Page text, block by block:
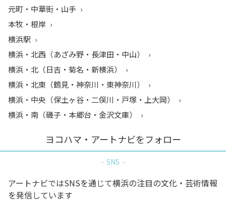
元町・中華街・山手
本牧・根岸
横浜駅
横浜・北西（あざみ野・長津田・中山）
横浜・北（日吉・菊名・新横浜）
横浜・北東（鶴見・神奈川・東神奈川）
横浜・中央（保土ヶ谷・二俣川・戸塚・上大岡）
横浜・南（磯子・本郷台・金沢文庫）
ヨコハマ・アートナビをフォロー
SNS
アートナビではSNSを通じて横浜の注目の文化・芸術情報
を発信しています